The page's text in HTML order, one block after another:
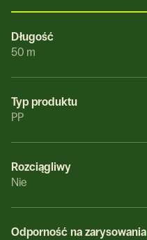
Długość
50 m
Typ produktu
PP
Rozciągliwy
Nie
Odporność na zarysowania